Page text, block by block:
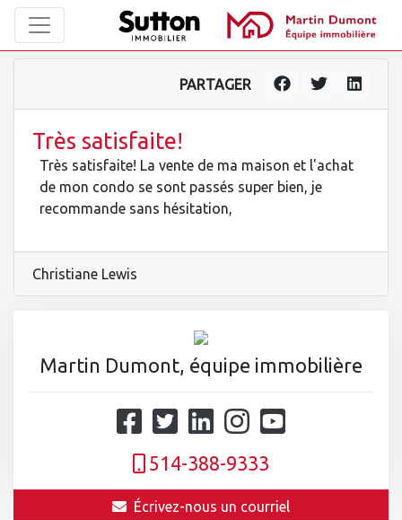
PARTAGER
Très satisfaite!
Très satisfaite! La vente de ma maison et l'achat
de mon condo se sont passés super bien, je
recommande sans hésitation,
Christiane Lewis
Martin Dumont, équipe immobilière
514-388-9333
Écrivez-nous un courriel